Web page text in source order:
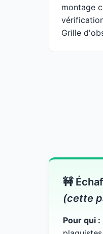
montage
Grille
🚧
(cette
Pour qui :